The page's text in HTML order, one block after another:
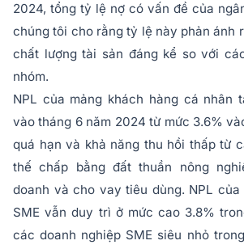
2024, tổng tỷ lệ nợ có vấn đề của
chúng tôi cho rằng tỷ lệ này phản ánh
chất lượng tài sản đáng kể so với
nhóm.
NPL của mảng khách hàng cá nhân
vào tháng 6 năm 2024 từ mức 3.6%
quá hạn và khả năng thu hồi thấp từ
thế chấp bằng đất thuần nông
doanh và cho vay tiêu dùng. NPL của
SME vẫn duy trì ở mức cao 3.8%
các doanh nghiệp SME siêu nhỏ